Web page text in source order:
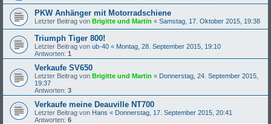
PKW Anhänger mit Motorradschiene
Letzter Beitrag von Brigitte und Martin « Samstag, 17. Oktober 2015, 19:38
Triumph Tiger 800!
Letzter Beitrag von ub-40 « Montag, 28. September 2015, 19:10
Antworten: 1
Verkaufe SV650
Letzter Beitrag von Brigitte und Martin « Donnerstag, 24. September 2015,
19:37
Antworten: 3
Verkaufe meine Deauville NT700
Letzter Beitrag von Hans « Donnerstag, 17. September 2015, 20:41
Antworten: 6